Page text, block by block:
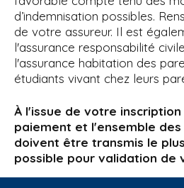
d’indemnisation possibles.
de votre assureur. Il est
l'assurance responsabilité
l'assurance habitation des
étudiants vivant chez leurs
À l'issue de votre
paiement et l'ensemble
doivent être transmis le
possible pour validation de